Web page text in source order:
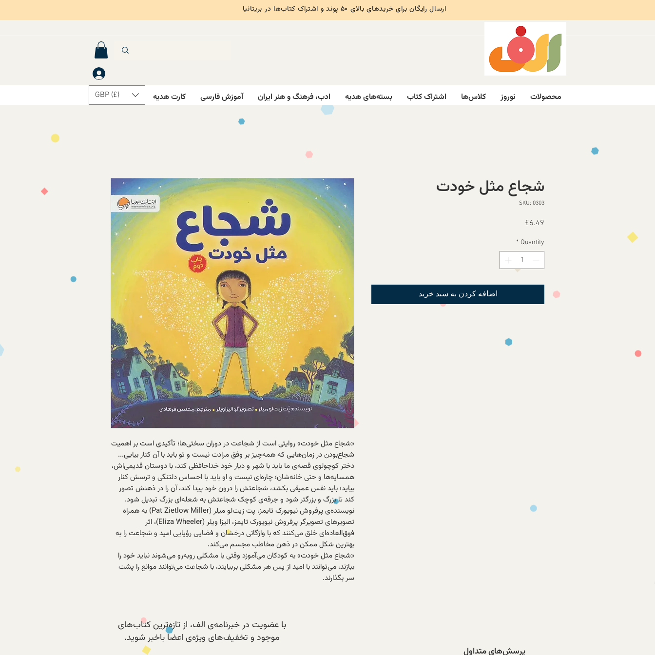
ارسال رایگان برای خریدهای بالای ۵۰ پوند و اشتراک کتاب‌ها در بریتانیا
محصولات نوروز کلاس‌ها اشتراک کتاب بسته‌های هدیه ادب، فرهنگ و هنر ایران آموزش فارسی کارت هدیه درباره ماGBP (£)
«شجاع مثل خودت» روایتی است از شجاعت در دوران سختی‌ها؛ تأکیدی است بر اهمیت
شجاع‌بودن در زمان‌هایی که همه‌چیز بر وفق مرادت نیست و تو باید با آن کنار بیایی...
دختر کوچولوی قصه‌ی ما باید با شهر و دیار خود خداحافظی کند، با دوستان قدیمی‌اش،
همسایه‌ها و حتی خانه‌شان؛ چاره‌ای نیست و او باید با احساس دلتنگی و ترسش کنار
بیاید؛ باید نفس عمیقی بکشد، شجاعتش را درون خود پیدا کند، آن‌ را در ذهنش تصور
کند تا بزرگ و بزرگتر شود و جرقه‌ی کوچک شجاعتش به شعله‌ای بزرگ تبدیل شود.
نویسنده‌ی پرفروش نیویورک تایمز، پت زیت‌لو میلر (Pat Zietlow Miller) به همراه
تصویرهای تصویرگر پرفروش نیویورک تایمز، الیزا ویلر (Eliza Wheeler)، اثر
فوق‌العاده‌ای خلق می‌کنند که با واژگانی درخشان و فضایی رؤیایی امید و شجاعت را به
بهترین شکل ممکن در ذهن مخاطب مجسم می‌کند.
«شجاع مثل خودت» به کودکان می‌آموزد وقتی با مشکلی روبه‌رو می‌شوند نباید خود را
ببازند، می‌توانند با امید از پس هر مشکلی بربیایند، با شجاعت می‌توانند موانع را پشت
سر بگذارند.
شجاع مثل خودت
SKU: 0303
£6.49
Quantity
*
اضافه کردن به سبد خرید
با عضویت در خبرنامه‌ی الف، از تازه‌ترین کتاب‌های
موجود و تخفیف‌های ویژه‌ی اعضا باخبر شوید.
پرسش‌های متداول